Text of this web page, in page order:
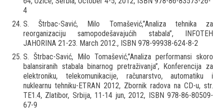
4
S. Štrbac-Savić, Milo Tomašević,”Analiza tehnika za
reorganizaciju samopodešavajućih stabala”, INFOTEH
JAHORINA 21-23. March 2012., ISBN 978-99938-624-8-2
S. Štrbac-Savić, Milo Tomašević,”Analiza performansi skoro
balansiranih stabala binarnog pretraživanja”, Konferencija za
elektroniku, telekomunikacije, računarstvo, automatiku i
nuklearnu tehniku-ETRAN 2012, Zbornik radova na CD-u, str.
TE1.4, Zlatibor, Srbija, 11-14 jun, 2012, ISBN 978-86-80509-
67-9